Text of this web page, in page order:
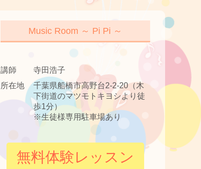
Music Room ～ Pi Pi ～
講師
寺田浩子
所在地
千葉県船橋市高野台2-2-20（木
下街道のマツモトキヨシより徒
歩1分）
※生徒様専用駐車場あり
無料体験レッスン